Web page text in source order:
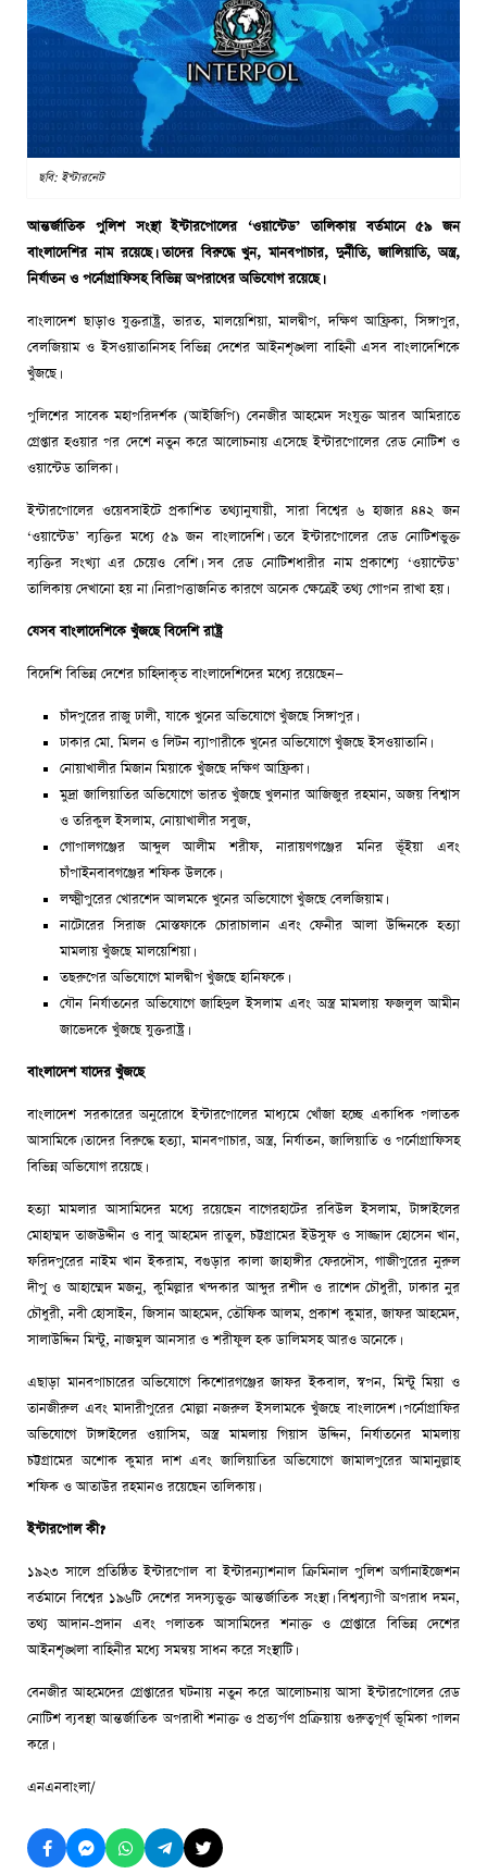
ছবি: ইন্টারনেট
আন্তর্জাতিক পুলিশ সংস্থা ইন্টারপোলের ‘ওয়ান্টেড’ তালিকায় বর্তমানে ৫৯ জন
বাংলাদেশির নাম রয়েছে। তাদের বিরুদ্ধে খুন, মানবপাচার, দুর্নীতি, জালিয়াতি, অস্ত্র,
নির্যাতন ও পর্নোগ্রাফিসহ বিভিন্ন অপরাধের অভিযোগ রয়েছে।
বাংলাদেশ ছাড়াও যুক্তরাষ্ট্র, ভারত, মালয়েশিয়া, মালদ্বীপ, দক্ষিণ আফ্রিকা, সিঙ্গাপুর,
বেলজিয়াম ও ইসওয়াতানিসহ বিভিন্ন দেশের আইনশৃঙ্খলা বাহিনী এসব বাংলাদেশিকে
খুঁজছে।
পুলিশের সাবেক মহাপরিদর্শক (আইজিপি) বেনজীর আহমেদ সংযুক্ত আরব আমিরাতে
গ্রেপ্তার হওয়ার পর দেশে নতুন করে আলোচনায় এসেছে ইন্টারপোলের রেড নোটিশ ও
ওয়ান্টেড তালিকা।
ইন্টারপোলের ওয়েবসাইটে প্রকাশিত তথ্যানুযায়ী, সারা বিশ্বের ৬ হাজার ৪৪২ জন
‘ওয়ান্টেড’ ব্যক্তির মধ্যে ৫৯ জন বাংলাদেশি। তবে ইন্টারপোলের রেড নোটিশভুক্ত
ব্যক্তির সংখ্যা এর চেয়েও বেশি। সব রেড নোটিশধারীর নাম প্রকাশ্যে ‘ওয়ান্টেড’
তালিকায় দেখানো হয় না। নিরাপত্তাজনিত কারণে অনেক ক্ষেত্রেই তথ্য গোপন রাখা হয়।
যেসব বাংলাদেশিকে খুঁজছে বিদেশি রাষ্ট্র
বিদেশি বিভিন্ন দেশের চাহিদাকৃত বাংলাদেশিদের মধ্যে রয়েছেন—
চাঁদপুরের রাজু ঢালী, যাকে খুনের অভিযোগে খুঁজছে সিঙ্গাপুর।
ঢাকার মো. মিলন ও লিটন ব্যাপারীকে খুনের অভিযোগে খুঁজছে ইসওয়াতানি।
নোয়াখালীর মিজান মিয়াকে খুঁজছে দক্ষিণ আফ্রিকা।
মুদ্রা জালিয়াতির অভিযোগে ভারত খুঁজছে খুলনার আজিজুর রহমান, অজয় বিশ্বাস
ও তরিকুল ইসলাম, নোয়াখালীর সবুজ,
গোপালগঞ্জের আব্দুল আলীম শরীফ, নারায়ণগঞ্জের মনির ভূঁইয়া এবং
চাঁপাইনবাবগঞ্জের শফিক উলকে।
লক্ষ্মীপুরের খোরশেদ আলমকে খুনের অভিযোগে খুঁজছে বেলজিয়াম।
নাটোরের সিরাজ মোস্তফাকে চোরাচালান এবং ফেনীর আলা উদ্দিনকে হত্যা
মামলায় খুঁজছে মালয়েশিয়া।
তছরুপের অভিযোগে মালদ্বীপ খুঁজছে হানিফকে।
যৌন নির্যাতনের অভিযোগে জাহিদুল ইসলাম এবং অস্ত্র মামলায় ফজলুল আমীন
জাভেদকে খুঁজছে যুক্তরাষ্ট্র।
বাংলাদেশ যাদের খুঁজছে
বাংলাদেশ সরকারের অনুরোধে ইন্টারপোলের মাধ্যমে খোঁজা হচ্ছে একাধিক পলাতক
আসামিকে। তাদের বিরুদ্ধে হত্যা, মানবপাচার, অস্ত্র, নির্যাতন, জালিয়াতি ও পর্নোগ্রাফিসহ
বিভিন্ন অভিযোগ রয়েছে।
হত্যা মামলার আসামিদের মধ্যে রয়েছেন বাগেরহাটের রবিউল ইসলাম, টাঙ্গাইলের
মোহাম্মদ তাজউদ্দীন ও বাবু আহমেদ রাতুল, চট্টগ্রামের ইউসুফ ও সাজ্জাদ হোসেন খান,
ফরিদপুরের নাইম খান ইকরাম, বগুড়ার কালা জাহাঙ্গীর ফেরদৌস, গাজীপুরের নুরুল
দীপু ও আহাম্মেদ মজনু, কুমিল্লার খন্দকার আব্দুর রশীদ ও রাশেদ চৌধুরী, ঢাকার নুর
চৌধুরী, নবী হোসাইন, জিসান আহমেদ, তৌফিক আলম, প্রকাশ কুমার, জাফর আহমেদ,
সালাউদ্দিন মিন্টু, নাজমুল আনসার ও শরীফুল হক ডালিমসহ আরও অনেকে।
এছাড়া মানবপাচারের অভিযোগে কিশোরগঞ্জের জাফর ইকবাল, স্বপন, মিন্টু মিয়া ও
তানজীরুল এবং মাদারীপুরের মোল্লা নজরুল ইসলামকে খুঁজছে বাংলাদেশ। পর্নোগ্রাফির
অভিযোগে টাঙ্গাইলের ওয়াসিম, অস্ত্র মামলায় গিয়াস উদ্দিন, নির্যাতনের মামলায়
চট্টগ্রামের অশোক কুমার দাশ এবং জালিয়াতির অভিযোগে জামালপুরের আমানুল্লাহ
শফিক ও আতাউর রহমানও রয়েছেন তালিকায়।
ইন্টারপোল কী?
১৯২৩ সালে প্রতিষ্ঠিত ইন্টারপোল বা ইন্টারন্যাশনাল ক্রিমিনাল পুলিশ অর্গানাইজেশন
বর্তমানে বিশ্বের ১৯৬টি দেশের সদস্যভুক্ত আন্তর্জাতিক সংস্থা। বিশ্বব্যাপী অপরাধ দমন,
তথ্য আদান-প্রদান এবং পলাতক আসামিদের শনাক্ত ও গ্রেপ্তারে বিভিন্ন দেশের
আইনশৃঙ্খলা বাহিনীর মধ্যে সমন্বয় সাধন করে সংস্থাটি।
বেনজীর আহমেদের গ্রেপ্তারের ঘটনায় নতুন করে আলোচনায় আসা ইন্টারপোলের রেড
নোটিশ ব্যবস্থা আন্তর্জাতিক অপরাধী শনাক্ত ও প্রত্যর্পণ প্রক্রিয়ায় গুরুত্বপূর্ণ ভূমিকা পালন
করে।
এনএনবাংলা/